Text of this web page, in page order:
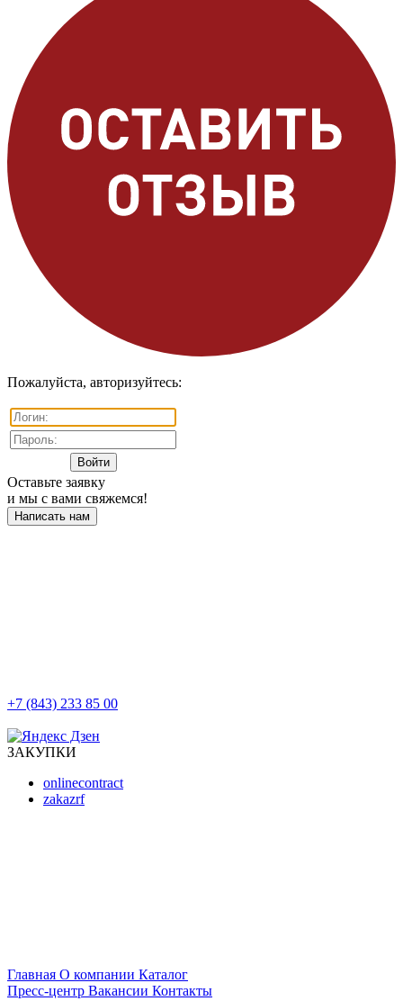
Пожалуйста, авторизуйтесь:
Оставьте заявку
и мы с вами свяжемся!
Написать нам
+7 (843) 233 85 00
ЗАКУПКИ
onlinecontract
zakazrf
Главная О компании Каталог
Пресс-центр Вакансии Контакты